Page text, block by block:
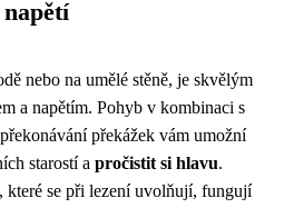
nebo na umělé stěně, je skvělým
a napětím. Pohyb v kombinaci s
překážek vám umožní
starostí a pročistit si hlavu.
které se při lezení uvolňují, fungují